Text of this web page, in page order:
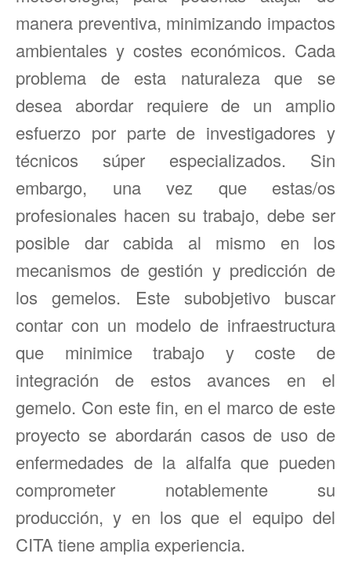
manera preventiva, minimizando impactos
ambientales y costes económicos. Cada
problema de esta naturaleza que se
desea abordar requiere de un amplio
esfuerzo por parte de investigadores y
técnicos súper especializados. Sin
embargo, una vez que estas/os
profesionales hacen su trabajo, debe ser
posible dar cabida al mismo en los
mecanismos de gestión y predicción de
los gemelos. Este subobjetivo buscar
contar con un modelo de infraestructura
que minimice trabajo y coste de
integración de estos avances en el
gemelo. Con este fin, en el marco de este
proyecto se abordarán casos de uso de
enfermedades de la alfalfa que pueden
comprometer notablemente su
producción, y en los que el equipo del
CITA tiene amplia experiencia.